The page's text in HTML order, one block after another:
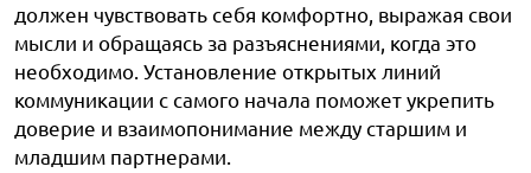
должен чувствовать себя комфортно, выражая свои
мысли и обращаясь за разъяснениями, когда это
необходимо. Установление открытых линий
коммуникации с самого начала поможет укрепить
доверие и взаимопонимание между старшим и
младшим партнерами.